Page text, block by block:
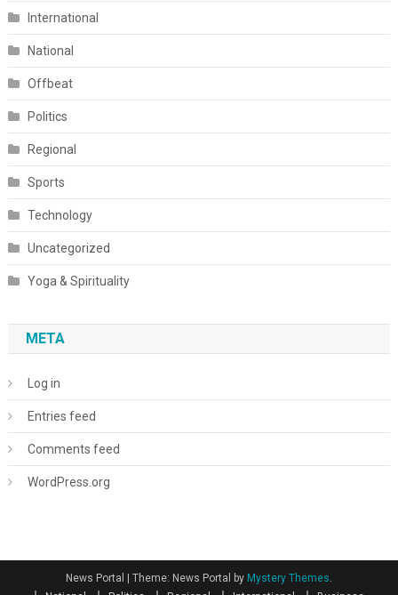
International
National
Offbeat
Politics
Regional
Sports
Technology
Uncategorized
Yoga & Spirituality
META
Log in
Entries feed
Comments feed
WordPress.org
News Portal Theme: News Portal by Mystery Themes.